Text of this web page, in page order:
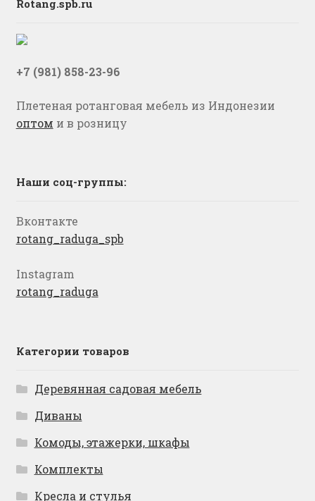
Rotang.spb.ru
+7 (981) 858-23-96
Плетеная ротанговая мебель из Индонезии
оптом и в розницу
Наши соц-группы:
Вконтакте
rotang_raduga_spb
Instagram
rotang_raduga
Категории товаров
Деревянная садовая мебель
Диваны
Комоды, этажерки, шкафы
Комплекты
Кресла и стулья